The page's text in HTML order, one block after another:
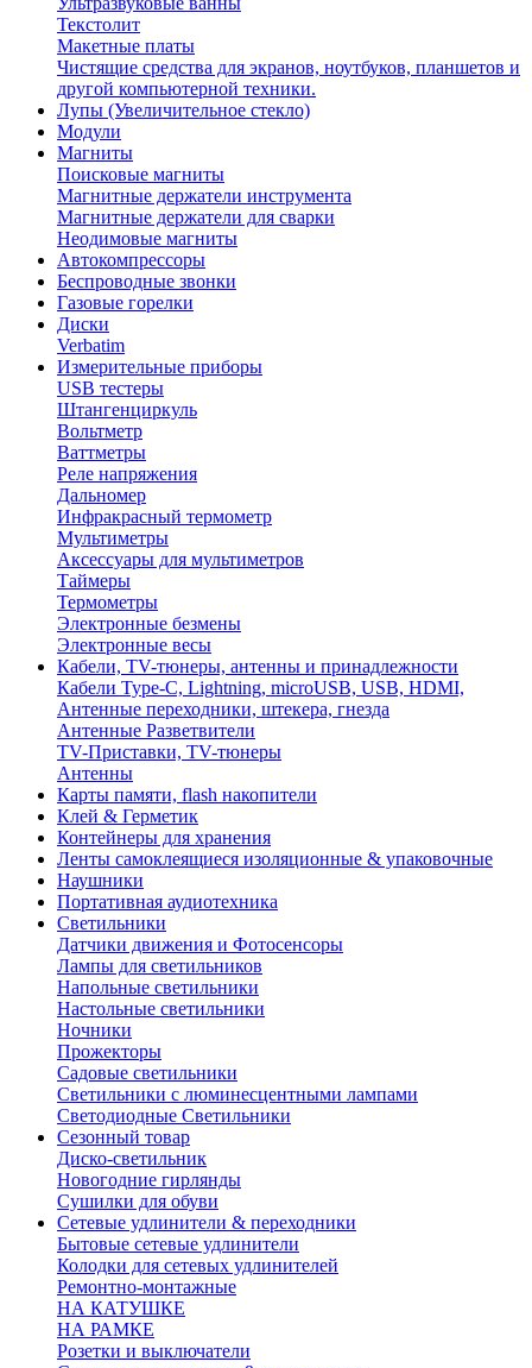
Текстолит
Макетные платы
Чистящие средства для экранов, ноутбуков, планшетов и
другой компьютерной техники.
Лупы (Увеличительное стекло)
Модули
Магниты
Поисковые магниты
Магнитные держатели инструмента
Магнитные держатели для сварки
Неодимовые магниты
Автокомпрессоры
Беспроводные звонки
Газовые горелки
Диски
Verbatim
Измерительные приборы
USB тестеры
Штангенциркуль
Вольтметр
Ваттметры
Реле напряжения
Дальномер
Инфракрасный термометр
Мультиметры
Аксессуары для мультиметров
Таймеры
Термометры
Электронные безмены
Электронные весы
Кабели, TV-тюнеры, антенны и принадлежности
Кабели Type-C, Lightning, microUSB, USB, HDMI,
Антенные переходники, штекера, гнезда
Антенные Разветвители
TV-Приставки, TV-тюнеры
Антенны
Карты памяти, flash накопители
Клей & Герметик
Контейнеры для хранения
Ленты самоклеящиеся изоляционные & упаковочные
Наушники
Портативная аудиотехника
Светильники
Датчики движения и Фотосенсоры
Лампы для светильников
Напольные светильники
Настольные светильники
Ночники
Прожекторы
Садовые светильники
Светильники с люминесцентными лампами
Светодиодные Светильники
Сезонный товар
Диско-светильник
Новогодние гирлянды
Сушилки для обуви
Сетевые удлинители & переходники
Бытовые сетевые удлинители
Колодки для сетевых удлинителей
Ремонтно-монтажные
НА КАТУШКЕ
НА РАМКЕ
Розетки и выключатели